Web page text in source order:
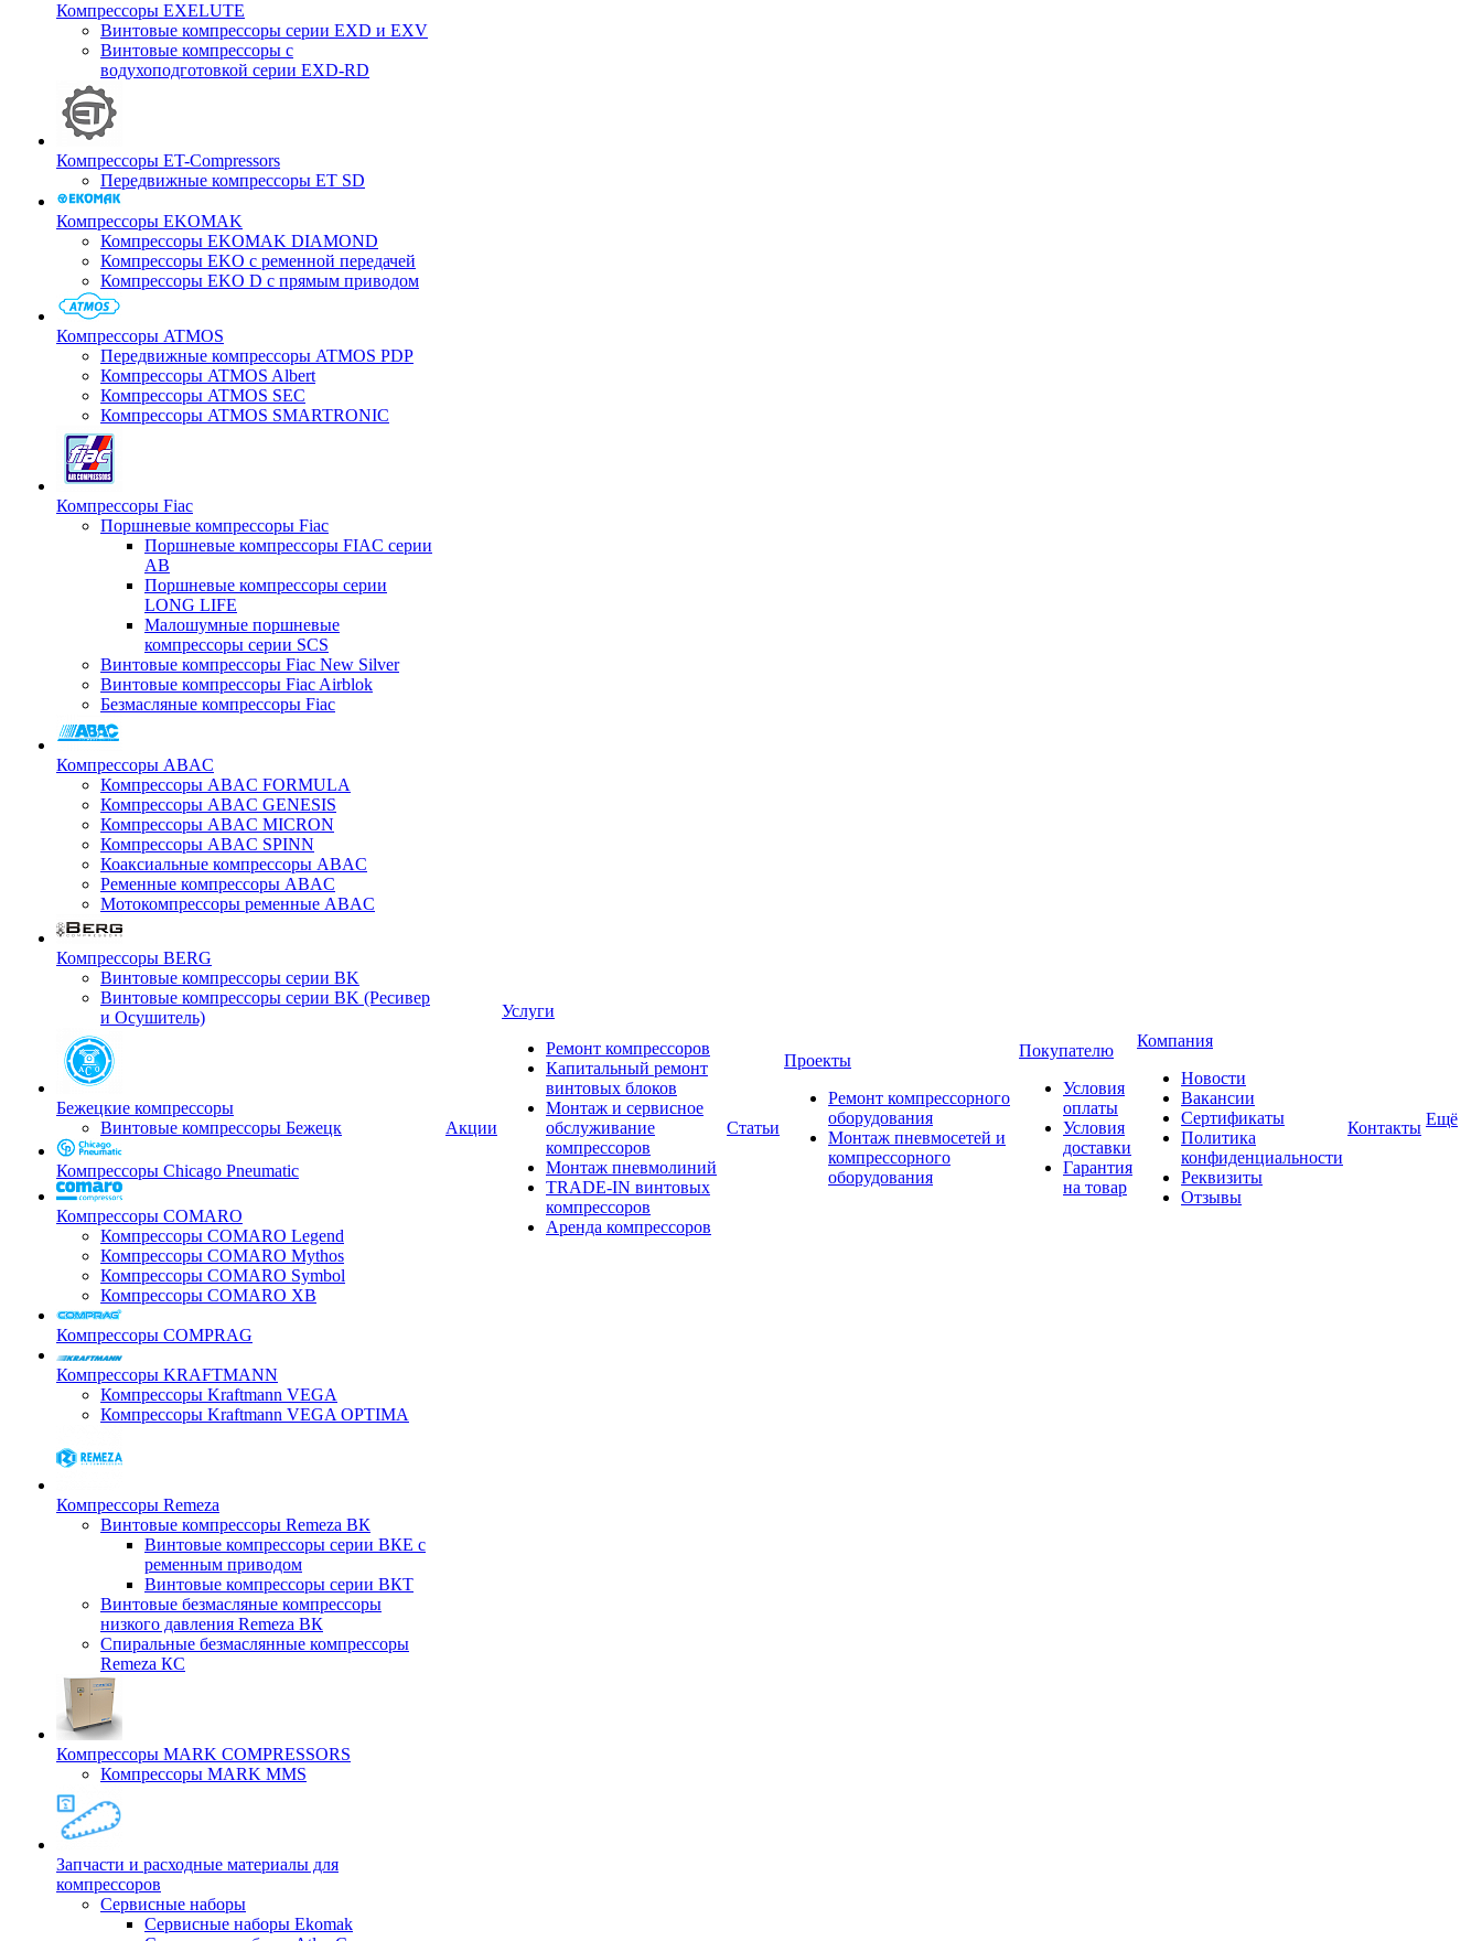
Компрессоры EXELUTE
Винтовые компрессоры серии EXD и EXV
Винтовые компрессоры с
водухоподготовкой серии EXD-RD
Компрессоры ET-Compressors
Передвижные компрессоры ET SD
Компрессоры EKOMAK
Компрессоры EKOMAK DIAMOND
Компрессоры EKO c ременной передачей
Компрессоры EKO D с прямым приводом
Компрессоры ATMOS
Передвижные компрессоры ATMOS PDP
Компрессоры ATMOS Albert
Компрессоры ATMOS SEC
Компрессоры ATMOS SMARTRONIC
Компрессоры Fiac
Поршневые компрессоры Fiac
Поршневые компрессоры FIAC серии
AB
Поршневые компрессоры серии
LONG LIFE
Малошумные поршневые
компрессоры серии SCS
Винтовые компрессоры Fiac New Silver
Винтовые компрессоры Fiac Airblok
Безмасляные компрессоры Fiac
Компрессоры ABAC
Компрессоры ABAC FORMULA
Компрессоры ABAC GENESIS
Компрессоры ABAC MICRON
Компрессоры ABAC SPINN
Коаксиальные компрессоры ABAC
Ременные компрессоры ABAC
Мотокомпрессоры ременные ABAC
Компрессоры BERG
Винтовые компрессоры серии BK
Винтовые компрессоры серии BK (Ресивер
и Осушитель)
Бежецкие компрессоры
Винтовые компрессоры Бежецк
Компрессоры Chicago Pneumatic
Компрессоры COMARO
Компрессоры COMARO Legend
Компрессоры COMARO Mythos
Компрессоры COMARO Symbol
Компрессоры COMARO XB
Компрессоры COMPRAG
Компрессоры KRAFTMANN
Компрессоры Kraftmann VEGA
Компрессоры Kraftmann VEGA OPTIMA
Компрессоры Remeza
Винтовые компрессоры Remeza ВК
Винтовые компрессоры серии ВКЕ с
ременным приводом
Винтовые компрессоры серии ВКТ
Винтовые безмасляные компрессоры
низкого давления Remeza ВК
Спиральные безмаслянные компрессоры
Remeza КС
Компрессоры MARK COMPRESSORS
Компрессоры MARK MMS
Запчасти и расходные материалы для
компрессоров
Cервисные наборы
Сервисные наборы Ekomak
Акции
Услуги
Ремонт компрессоров
Капитальный ремонт
винтовых блоков
Монтаж и сервисное
обслуживание
компрессоров
Монтаж пневмолиний
TRADE-IN винтовых
компрессоров
Аренда компрессоров
Статьи
Проекты
Ремонт компрессорного
оборудования
Монтаж пневмосетей и
компрессорного
оборудования
Покупателю
Условия
оплаты
Условия
доставки
Гарантия
на товар
Компания
Новости
Вакансии
Сертификаты
Политика
конфиденциальности
Реквизиты
Отзывы
Контакты Ещё